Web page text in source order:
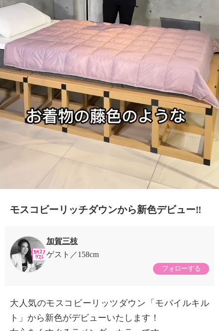
モスコビーリッチダウンから新色デビュー‼️
加賀三枝
ゲスト
158cm
フォローする
大人気のモスコビーリッツダウン「モバイルキル
ト」から新色がデビューいたします！